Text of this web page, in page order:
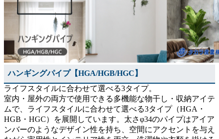
ハンギングパイプ【HGA/HGB/HGC】
ライフスタイルに合わせて選べる3タイプ。
室内・屋外の両方で使用できる多機能な物干し・収納アイテ
ムで、ライフスタイルに合わせて選べる3タイプ（HGA・
HGB・HGC）を展開しています。太さφ34のパイプはアイア
ンバーのようなデザイン性を持ち、空間にアクセントを与え